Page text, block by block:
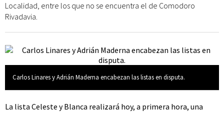
Localidad, entre los que no se encuentra el de Comodoro
Rivadavia.
Carlos Linares y Adrián Maderna encabezan las listas en disputa.
La lista Celeste y Blanca realizará hoy, a primera hora, una